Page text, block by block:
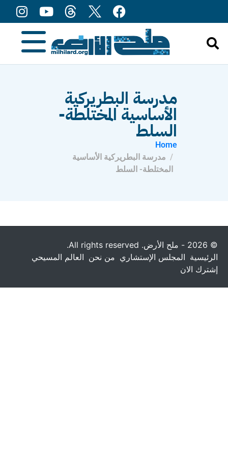
مدرسة البطريركية
الأساسية المختلطة-
السلط
Home
مدرسة البطريركية الأساسية
المختلطة- السلط
© 2026 - ملح الأرض. All rights reserved.
الرئيسية المجلس الإستشاري من نحن العالم المسيحي
إشترك الان